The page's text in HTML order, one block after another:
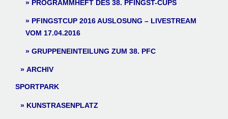
PROGRAMMHEFT DES 38. PFINGST-CUPS
PFINGSTCUP 2016 AUSLOSUNG – LIVESTREAM
VOM 17.04.2016
GRUPPENEINTEILUNG ZUM 38. PFC
ARCHIV
SPORTPARK
KUNSTRASENPLATZ